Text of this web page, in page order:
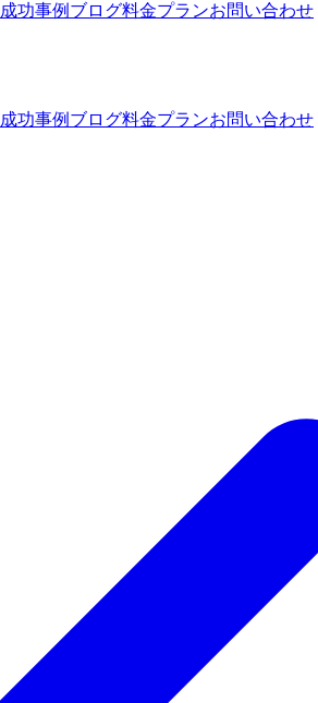
成功事例 ブログ料金プランお問い合わせ
成功事例 ブログ料金プランお問い合わせ